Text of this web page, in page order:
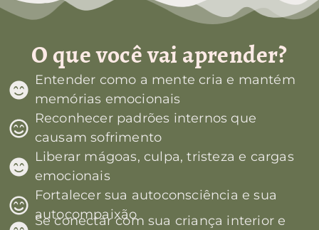
O que você vai aprender?
Entender como a mente cria e mantém
memórias emocionais
Reconhecer padrões internos que
causam sofrimento
Liberar mágoas, culpa, tristeza e cargas
emocionais
Fortalecer sua autoconsciência e sua
autocompaixão
Se conectar com sua criança interior e